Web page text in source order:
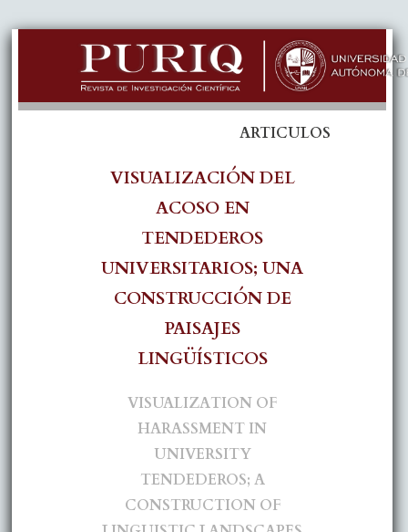
ARTICULOS
VISUALIZACIÓN DEL
ACOSO EN
TENDEDEROS
UNIVERSITARIOS; UNA
CONSTRUCCIÓN DE
PAISAJES
LINGÜÍSTICOS
VISUALIZATION OF
HARASSMENT IN
UNIVERSITY
TENDEDEROS; A
CONSTRUCTION OF